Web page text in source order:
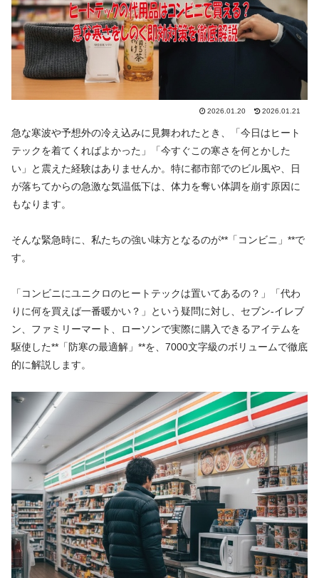
2026.01.20 2026.01.21
急な寒波や予想外の冷え込みに見舞われたとき、「今日はヒート
テックを着てくればよかった」「今すぐこの寒さを何とかした
い」と震えた経験はありませんか。特に都市部でのビル風や、日
が落ちてからの急激な気温低下は、体力を奪い体調を崩す原因に
もなります。
そんな緊急時に、私たちの強い味方となるのが**「コンビニ」**で
す。
「コンビニにユニクロのヒートテックは置いてあるの？」「代わ
りに何を買えば一番暖かい？」という疑問に対し、セブン‐イレブ
ン、ファミリーマート、ローソンで実際に購入できるアイテムを
駆使した**「防寒の最適解」**を、7000文字級のボリュームで徹底
的に解説します。